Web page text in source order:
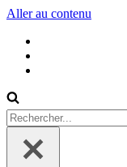
Aller au contenu
Rechercher...